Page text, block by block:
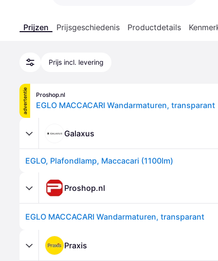
Prijzen Prijsgeschiedenis Productdetails
Prijs incl. levering
advertentie Proshop.nl
EGLO MACCACARI Wandarmaturen, transparant
Galaxus
EGLO, Plafondlamp, Maccacari (1100lm)
Proshop.nl
EGLO MACCACARI Wandarmaturen, transparant
Praxis